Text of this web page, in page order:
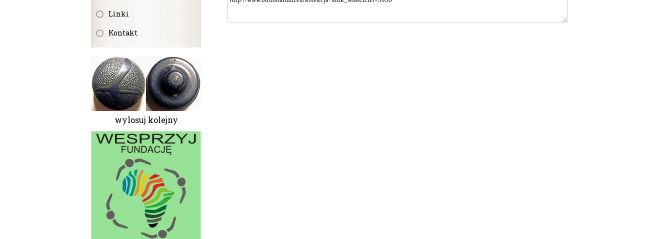
Linki
Kontakt
wylosuj kolejny